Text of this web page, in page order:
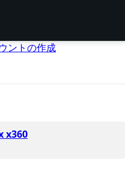
ントの作成
x360